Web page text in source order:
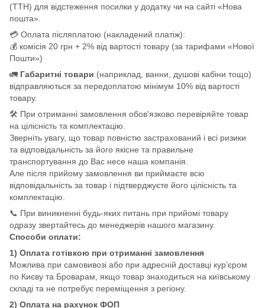
(ТТН) для відстеження посилки у додатку чи на сайті «Нова
пошта».
💳 Оплата післяплатою (накладений платіж):
💰 комісія 20 грн + 2% від вартості товару (за тарифами «Нової
Пошти»)
🚛 Габаритні товари (наприклад, ванни, душові кабіни тощо)
відправляються за передоплатою мінімум 10% від вартості
товару.
🛠️ При отриманні замовлення обов'язково перевіряйте товар
на цілісність та комплектацію.
Зверніть увагу, що товар повністю застрахований і всі ризики
та відповідальність за його якісне та правильне
транспортування до Вас несе наша компанія.
Але після прийому замовлення ви приймаєте всю
відповідальність за товар і підтверджуєте його цілісність та
комплектацію.
📞 При виникненні будь-яких питань при прийомі товару
одразу звертайтесь до менеджерів нашого магазину.
Способи оплати:
1) Оплата готівкою при отриманні замовлення
Можлива при самовивозі або при адресній доставці кур’єром
по Києву та Броварам, якщо товар знаходиться на київському
складі та не потребує переміщення з регіону.
2) Оплата на рахунок ФОП